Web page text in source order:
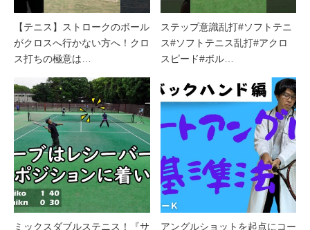
【テニス】ストロークのボール
がクロスへ行かない方へ！クロ
ス打ちの極意は…
ステップ意識乱打#ソフトテニ
ス#ソフトテニス乱打#アクロ
スピード#ボル…
ミックスダブルステニス！『サ
アングルショットを起点にコー